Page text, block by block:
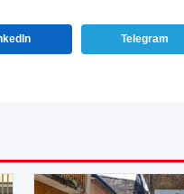
Telegram